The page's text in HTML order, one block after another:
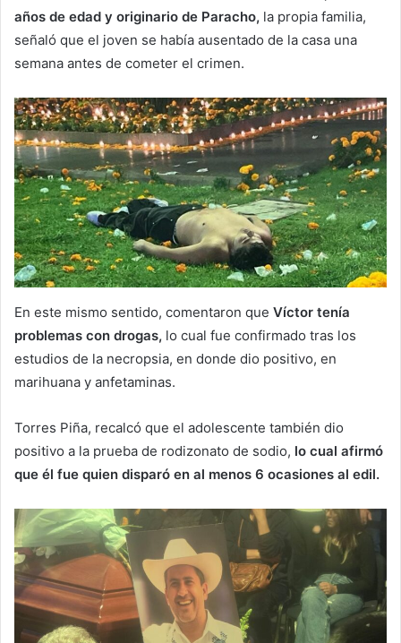
años de edad y originario de Paracho, la propia familia,
señaló que el joven se había ausentado de la casa una
semana antes de cometer el crimen.
En este mismo sentido, comentaron que Víctor tenía
problemas con drogas, lo cual fue confirmado tras los
estudios de la necropsia, en donde dio positivo, en
marihuana y anfetaminas.
Torres Piña, recalcó que el adolescente también dio
positivo a la prueba de rodizonato de sodio, lo cual afirmó
que él fue quien disparó en al menos 6 ocasiones al edil.